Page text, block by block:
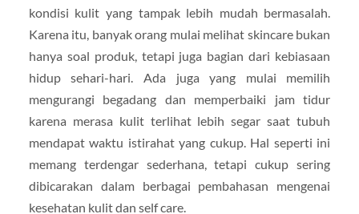
kondisi kulit yang tampak lebih mudah bermasalah.
Karena itu, banyak orang mulai melihat skincare bukan
hanya soal produk, tetapi juga bagian dari kebiasaan
hidup sehari-hari. Ada juga yang mulai memilih
mengurangi begadang dan memperbaiki jam tidur
karena merasa kulit terlihat lebih segar saat tubuh
mendapat waktu istirahat yang cukup. Hal seperti ini
memang terdengar sederhana, tetapi cukup sering
dibicarakan dalam berbagai pembahasan mengenai
kesehatan kulit dan self care.